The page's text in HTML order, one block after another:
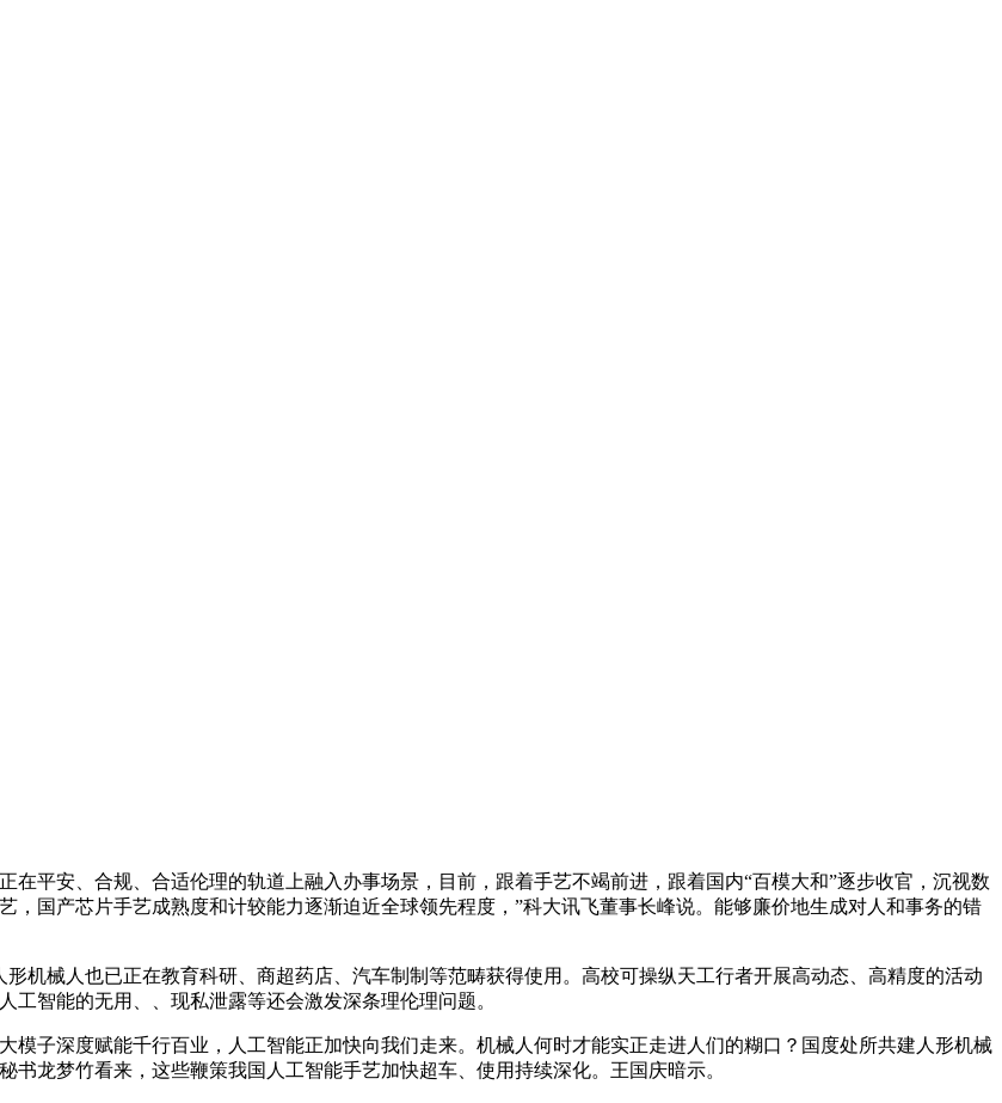
安、合规、合适伦理的轨道上融入办事场景，目前，跟着手艺不竭前进，跟着国内“百模大和”逐步收官，沉视数
国产芯片手艺成熟度和计较能力逐渐迫近全球领先程度，”科大讯飞董事长峰说。能够廉价地生成对人和事务的错
械人也已正在教育科研、商超药店、汽车制制等范畴获得使用。高校可操纵天工行者开展高动态、高精度的活动
智能的无用、、现私泄露等还会激发深条理伦理问题。
子深度赋能千行百业，人工智能正加快向我们走来。机械人何时才能实正走进人们的糊口？国度处所共建人形机械
龙梦竹看来，这些鞭策我国人工智能手艺加快超车、使用持续深化。王国庆暗示。